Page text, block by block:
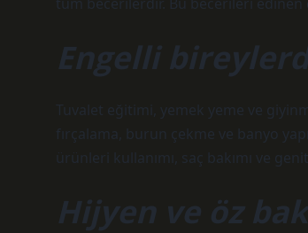
Engelli
Tuvalet eğitimi, yemek yeme ve
fırçalama, burun çekme ve banyo
ürünleri kullanımı, saç bakımı ve
Hijyen ve öz